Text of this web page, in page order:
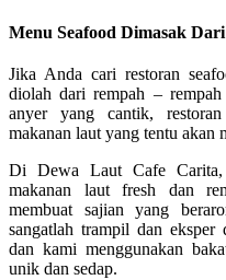
Menu Seafood Dimasak
Jika Anda cari restoran
diolah dari rempah –
anyer yang cantik,
makanan laut yang tentu akan
Di Dewa Laut Cafe Carita,
makanan laut fresh dan
membuat sajian yang
sangatlah trampil dan eksper
dan kami menggunakan
unik dan sedap.